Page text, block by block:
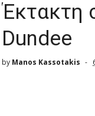
Έκτακτη
Dundee
by Manos Kassotakis